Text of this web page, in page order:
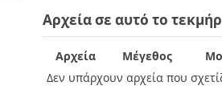
Αρχεία σε αυτό το
Αρχεία Μέγεθος
Δεν υπάρχουν αρχεία που